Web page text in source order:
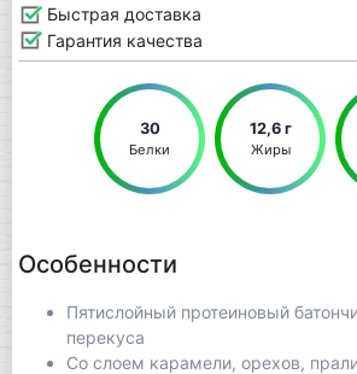
Быстрая доставка
Гарантия качества
30
Белки
12,6 г
Жиры
Особенности
Пятислойный протеиновый
перекуса
Со слоем карамели, орехов,